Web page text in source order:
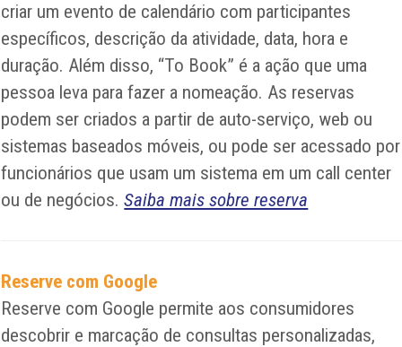
criar um evento de calendário com participantes
específicos, descrição da atividade, data, hora e
duração. Além disso, “To Book” é a ação que uma
pessoa leva para fazer a nomeação. As reservas
podem ser criados a partir de auto-serviço, web ou
sistemas baseados móveis, ou pode ser acessado por
funcionários que usam um sistema em um call center
ou de negócios.Saiba mais sobre reserva
Reserve com Google
Reserve com Google permite aos consumidores
descobrir e marcação de consultas personalizadas,